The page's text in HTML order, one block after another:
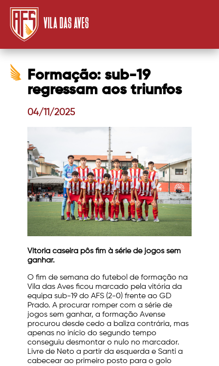
VILA DAS AVES
Formação: sub-19
regressam aos triunfos
04/11/2025
Vitória caseira pôs fim à série de jogos sem
ganhar.
O fim de semana do futebol de formação na
Vila das Aves ficou marcado pela vitória da
equipa sub-19 do AFS (2-0) frente ao GD
Prado. A procurar romper com a série de
jogos sem ganhar, a formação Avense
procurou desde cedo a baliza contrária, mas
apenas no início do segundo tempo
conseguiu desmontar o nulo no marcador.
Livre de Neto a partir da esquerda e Santi a
cabecear ao primeiro posto para o golo